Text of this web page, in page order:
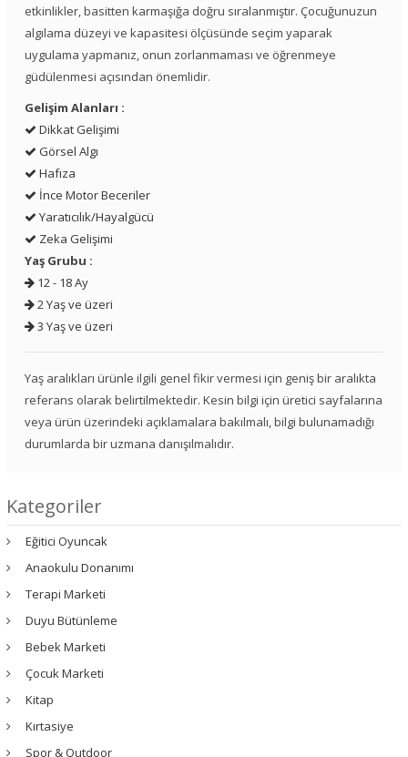
etkinlikler, basitten karmaşığa doğru sıralanmıştır. Çocuğunuzun
algılama düzeyi ve kapasitesi ölçüsünde seçim yaparak
uygulama yapmanız, onun zorlanmaması ve öğrenmeye
güdülenmesi açısından önemlidir.
Gelişim Alanları :
Dikkat Gelişimi
Görsel Algı
Hafıza
İnce Motor Beceriler
Yaratıcılık/Hayalgücü
Zeka Gelişimi
Yaş Grubu :
12 - 18 Ay
2 Yaş ve üzeri
3 Yaş ve üzeri
Yaş aralıkları ürünle ilgili genel fikir vermesi için geniş bir aralıkta
referans olarak belirtilmektedir. Kesin bilgi için üretici sayfalarına
veya ürün üzerindeki açıklamalara bakılmalı, bilgi bulunamadığı
durumlarda bir uzmana danışılmalıdır.
Kategoriler
Eğitici Oyuncak
Anaokulu Donanımı
Terapi Marketi
Duyu Bütünleme
Bebek Marketi
Çocuk Marketi
Kitap
Kırtasiye
Spor & Outdoor